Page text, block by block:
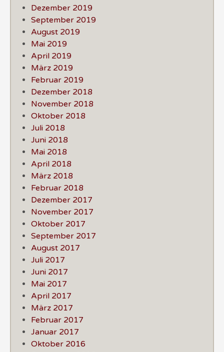
Dezember 2019
September 2019
August 2019
Mai 2019
April 2019
März 2019
Februar 2019
Dezember 2018
November 2018
Oktober 2018
Juli 2018
Juni 2018
Mai 2018
April 2018
März 2018
Februar 2018
Dezember 2017
November 2017
Oktober 2017
September 2017
August 2017
Juli 2017
Juni 2017
Mai 2017
April 2017
März 2017
Februar 2017
Januar 2017
Oktober 2016